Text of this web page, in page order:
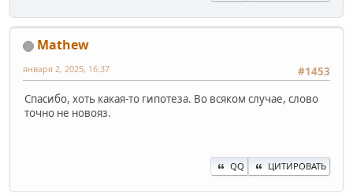
Mathew
#1453
января 2, 2025, 16:37
Спасибо, хоть какая-то гипотеза. Во всяком случае, слово
точно не новояз.
QQ ЦИТИРОВАТЬ